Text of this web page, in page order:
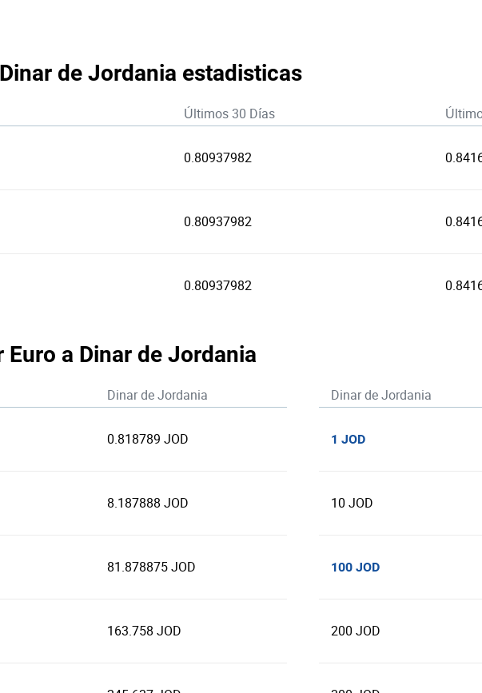
de Jordania estadisticas
Últimos 30 Días
0.80937982
0.80937982
0.80937982
Euro a Dinar de Jordania
Dinar de Jordania
0.818789 JOD
8.187888 JOD
81.878875 JOD
163.758 JOD
Dinar de Jordania
1 JOD
10 JOD
100 JOD
200 JOD